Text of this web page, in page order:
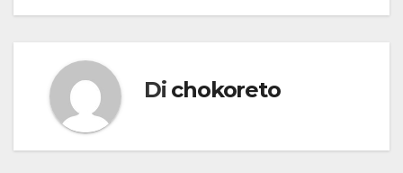
Di chokoreto